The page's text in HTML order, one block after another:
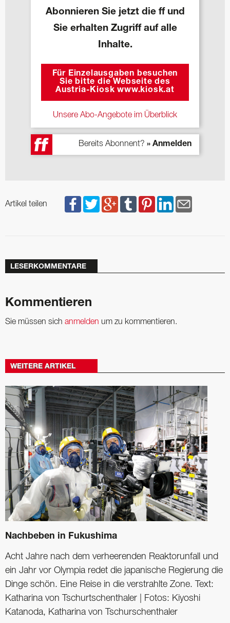
Abonnieren Sie jetzt die ff und
Sie erhalten Zugriff auf alle
Inhalte.
Für Einzelausgaben besuchen
Sie bitte die Webseite des
Austria-Kiosk www.kiosk.at
Unsere Abo-Angebote im Überblick
Bereits Abonnent? » Anmelden
Artikel teilen
LESERKOMMENTARE
Kommentieren
Sie müssen sich anmelden um zu kommentieren.
WEITERE ARTIKEL
Nachbeben in Fukushima
Acht Jahre nach dem verheerenden Reaktorunfall und
ein Jahr vor Olympia redet die japanische Regierung die
Dinge schön. Eine Reise in die verstrahlte Zone. Text:
Katharina von Tschurtschenthaler | Fotos: Kiyoshi
Katanoda, Katharina von Tschurschenthaler